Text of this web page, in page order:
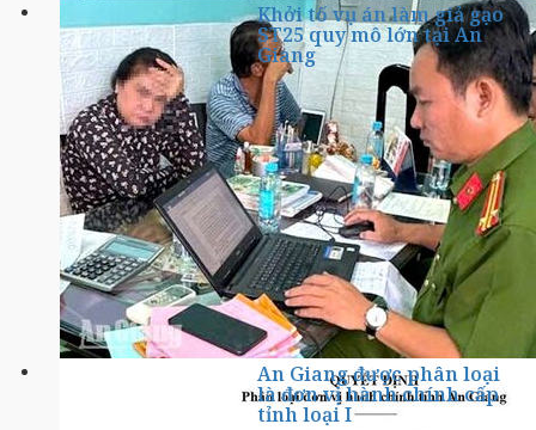
Khởi tố vụ án làm giả gạo
ST25 quy mô lớn tại An
Giang
An Giang được phân loại
là đơn vị hành chính cấp
tỉnh loại I